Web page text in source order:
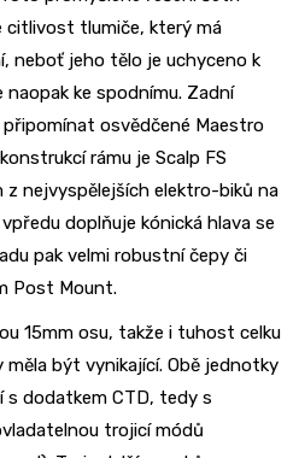
citlivost tlumiče, který má
neboť jeho tělo je uchyceno k
ke spodnímu. Zadní
osvědčené Maestro
rámu je Scalp FS
z nejvyspělejších elektro-biků na
doplňuje kónická hlava se
pak velmi robustní čepy či
Post Mount.
15mm osu, takže i tuhost celku
být vynikající. Obě jednotky
s dodatkem CTD, tedy s
trojicí módů